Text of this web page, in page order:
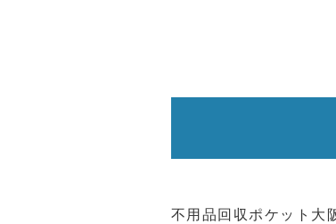
不用品回収ポケット大